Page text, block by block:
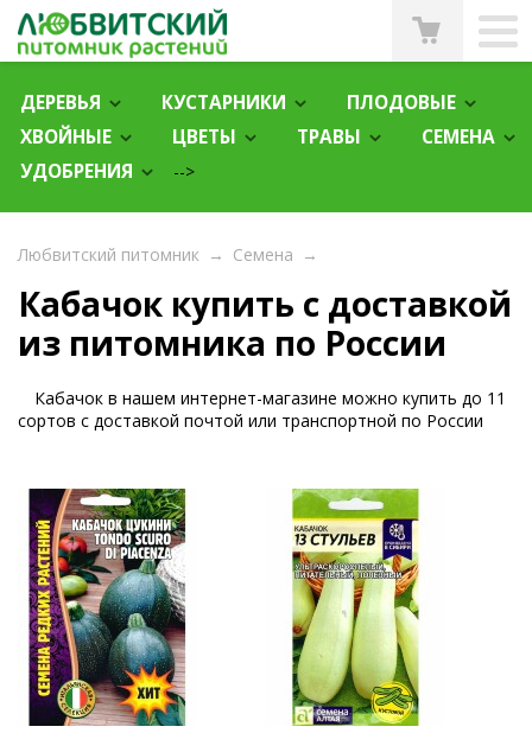
ДЕРЕВЬЯ КУСТАРНИКИ
ПЛОДОВЫЕ
ХВОЙНЫЕ
ЦВЕТЫ ТРАВЫ
СЕМЕНА
УДОБРЕНИЯ
-->
Любвитский питомник → Семена →
Кабачок купить с доставкой
из питомника по России
Кабачок в нашем интернет-магазине можно купить до 11
сортов с доставкой почтой или транспортной по России